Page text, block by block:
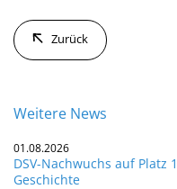
Zurück
Weitere News
01.08.2026
DSV-Nachwuchs auf
Geschichte